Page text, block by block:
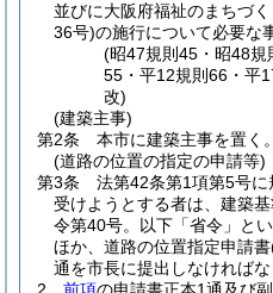
並びに大阪府福祉のまちづく
36号)の施行について必要な
(昭47規則45・昭48規
55・平12規則66・平
改)
(建築主事)
第2条
本市に建築主事を置く。
(道路の位置の指定の申請等)
第3条
法第42条第1項第5号
受けようとする者は、建築基
令第40号。以下「省令」と
ほか、道路の位置指定申請書
通を市長に提出しなければな